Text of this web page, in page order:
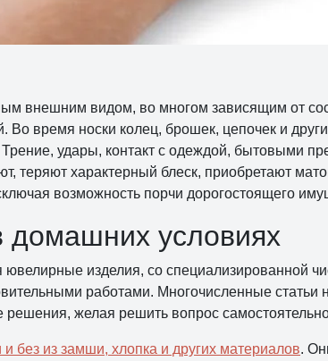
внешним видом, во многом зависящим от
время носки колец, брошек, цепочек и
удары, контакт с одеждой, бытовыми
теряют характерный блеск, приобретают
возможность порчи дорогостоящего
домашних условиях
ювелирные изделия, со специализированной
работами. Многочисленные статьи
желая решить вопрос самостоятельно
без из замши, хлопка и других материалов.